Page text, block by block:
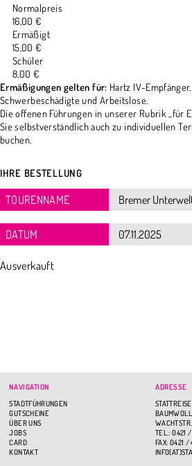
Normalpreis
16,00 €
Ermäßigt
15,00 €
Schüler
8,00 €
Ermäßigungen gelten für: Hartz IV-
Schwerbeschädigte und Arbeitslose.
Die offenen Führungen in unserer Rubrik „für
Sie selbstverständlich auch zu individuellen
buchen.
IHRE BESTELLUNG
TOURENNAME
DATUM
Ausverkauft
NAVIGATION
STADTFÜHRUNGEN
GUTSCHEINE
ÜBER UNS
JOBS
CARD
KONTAKT
ADRESSE
TEL.: 0421
FAX: 0421